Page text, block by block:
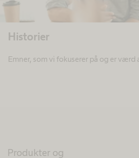
Historier
Emner, som vi fokuserer på og er værd
Produkter og